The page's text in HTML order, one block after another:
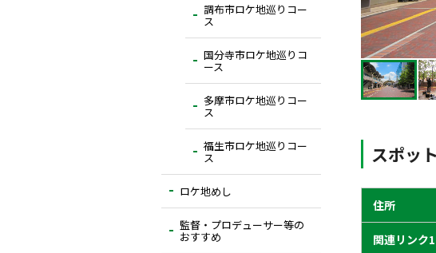
スポッ
住所
関連リンク1
調布市ロケ地巡りコー
ス
国分寺市ロケ地巡りコ
ース
多摩市ロケ地巡りコー
ス
福生市ロケ地巡りコー
ス
ロケ地めし
監督・プロデューサー等の
おすすめ